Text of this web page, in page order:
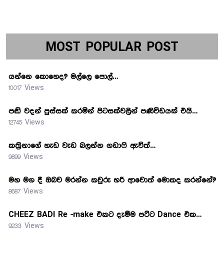
MOST POPULAR POST
යන්නෙ කොහෙද? මල්ලෙ පොල්…
10017 Views
පඬි වදන් පුස්සක් කරමින් පිටසක්වලින් පණිවිඩයක් එයි…
12745 Views
කත්‍රිනාගේ හැඩ වැඩ බලන්න ගඩාෆි ඇවිත්…
9899 Views
මහ මග දී ඔබව මරන්න කවුරු හරි ආවොත් මොකද කරන්නේ?
8687 Views
CHEEZ BADI Re -make එකට දැම්ම පට්ට Dance එක…
9233 Views